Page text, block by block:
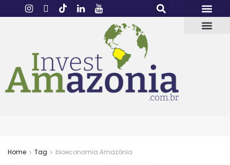
Home Tag bioeconomia Amazônia